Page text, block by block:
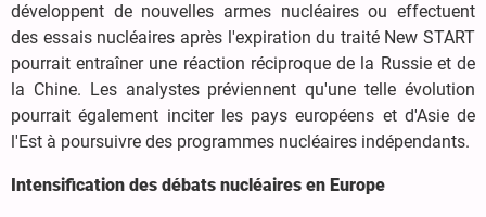
développent de nouvelles armes nucléaires ou effectuent
des essais nucléaires après l'expiration du traité New START
pourrait entraîner une réaction réciproque de la Russie et de
la Chine. Les analystes préviennent qu'une telle évolution
pourrait également inciter les pays européens et d'Asie de
l'Est à poursuivre des programmes nucléaires indépendants.
Intensification des débats nucléaires en Europe